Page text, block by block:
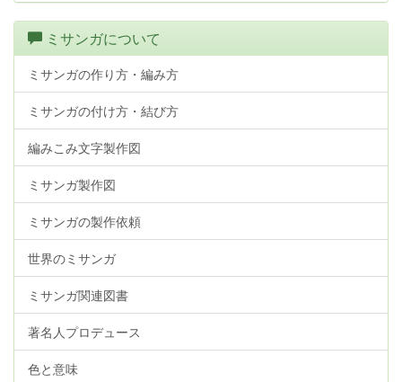
ミサンガについて
ミサンガの作り方・編み方
ミサンガの付け方・結び方
編みこみ文字製作図
ミサンガ製作図
ミサンガの製作依頼
世界のミサンガ
ミサンガ関連図書
著名人プロデュース
色と意味